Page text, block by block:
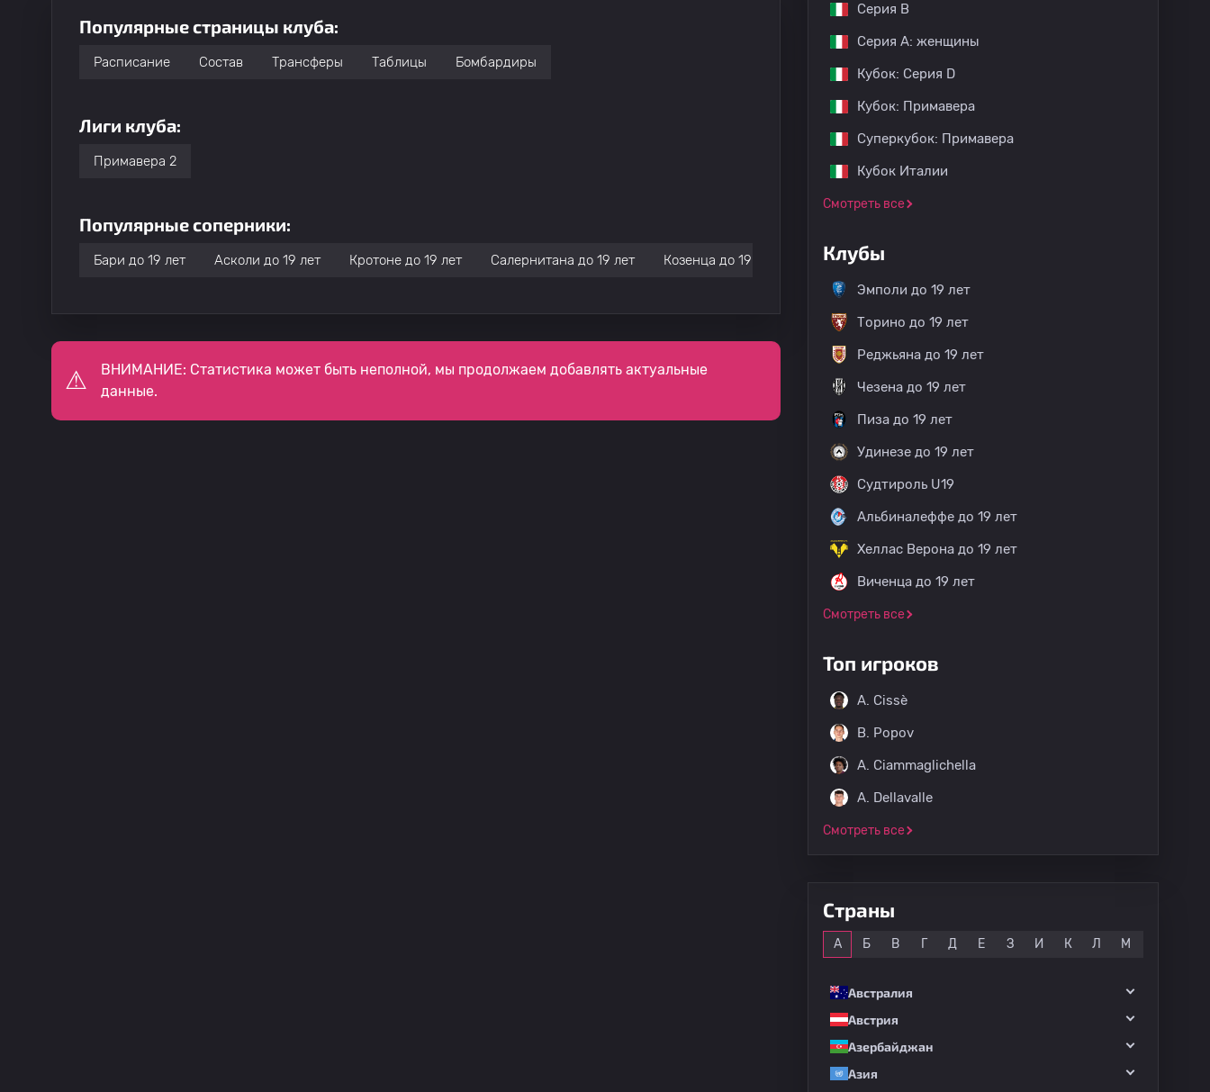
Популярные страницы клуба:
Расписание Состав Трансферы Таблицы Бомбардиры
Лиги клуба:
Примавера 2
Популярные соперники:
Бари до 19 лет Асколи до 19 лет Кротоне до 19 лет Салернитана до 19 лет Козенца до 19 лет Монополи до 19 лет
ВНИМАНИЕ: Статистика может быть неполной, мы продолжаем добавлять актуальные
данные.
Серия B
Серия A: женщины
Кубок: Серия D
Кубок: Примавера
Суперкубок: Примавера
Кубок Италии
Смотреть все
Клубы
Эмполи до 19 лет
Торино до 19 лет
Реджьяна до 19 лет
Чезена до 19 лет
Пиза до 19 лет
Удинезе до 19 лет
Судтироль U19
Альбиналеффе до 19 лет
Хеллас Верона до 19 лет
Виченца до 19 лет
Смотреть все
Топ игроков
A. Cissè
B. Popov
A. Ciammaglichella
A. Dellavalle
Смотреть все
Страны
А Б В Г Д Е З И К Л М
Австралия
Австрия
Азербайджан
Азия